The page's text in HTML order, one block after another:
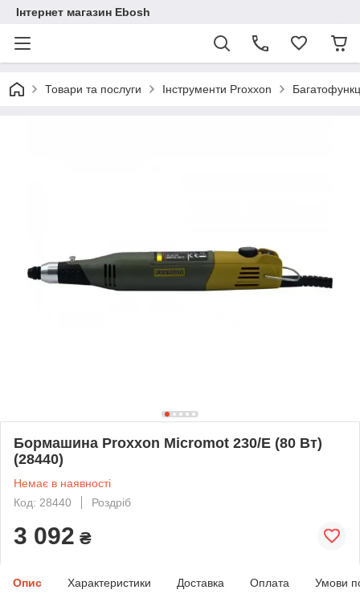
Інтернет магазин Ebosh
Товари та послуги Інструменти Proxxon
Бормашина Proxxon Micromot 230/E (80 Вт)
(28440)
Немає в наявності
Код: 28440
Роздріб
3 092 ₴
Опис Характеристики Доставка Оплата Умови